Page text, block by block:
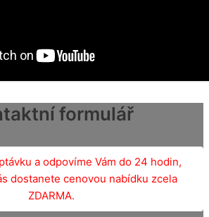
formulář
a odpovíme Vám do 24 hodin,
dostanete cenovou nabídku zcela
ZDARMA.